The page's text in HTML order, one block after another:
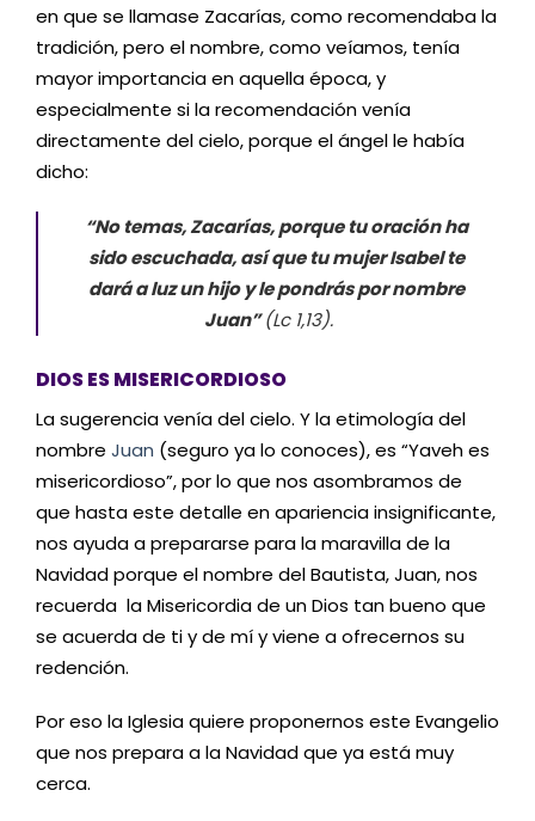
en que se llamase Zacarías, como recomendaba la
tradición, pero el nombre, como veíamos, tenía
mayor importancia en aquella época, y
especialmente si la recomendación venía
directamente del cielo, porque el ángel le había
dicho:
“No temas, Zacarías, porque tu oración ha
sido escuchada, así que tu mujer Isabel te
dará a luz un hijo y le pondrás por nombre
Juan”(Lc 1,13).
DIOS ES MISERICORDIOSO
La sugerencia venía del cielo. Y la etimología del
nombre Juan (seguro ya lo conoces), es “Yaveh es
misericordioso”, por lo que nos asombramos de
que hasta este detalle en apariencia insignificante,
nos ayuda a prepararse para la maravilla de la
Navidad porque el nombre del Bautista, Juan, nos
recuerda la Misericordia de un Dios tan bueno que
se acuerda de ti y de mí y viene a ofrecernos su
redención.
Por eso la Iglesia quiere proponernos este Evangelio
que nos prepara a la Navidad que ya está muy
cerca.